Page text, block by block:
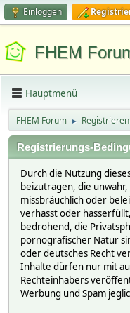
Einloggen
FHEM
Hauptmenü
FHEM Forum ► Registrieren
Registrierungs-
Durch die Nutzung
beizutragen, die
missbräuchlich oder
verhasst oder
bedrohend, die
pornografischer Natur
oder deutsches Recht
Inhalte dürfen nur mit
Rechteinhabers
Werbung und Spam